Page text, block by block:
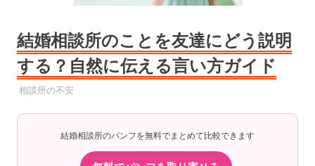
結婚相談所のことを友達にどう説明
する？自然に伝える言い方ガイド
2025年7月12日
YYYPRO
相談所の不安
結婚相談所のパンフを無料でまとめて比較できます